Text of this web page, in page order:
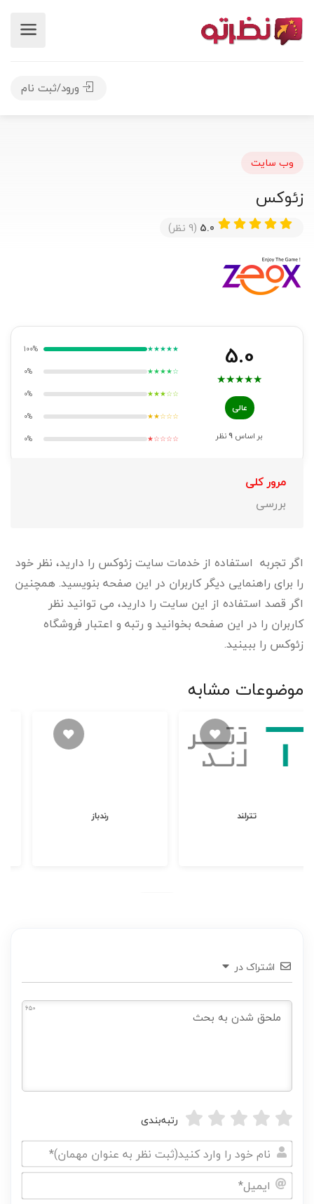
ورود/ثبت نام
وب سایت
زئوکس
5.0 (9 نظر)
5.0
★
★
★
★
★
عالی
بر اساس 9نظر
★★★★★
100%
★★★★☆
0%
★★★☆☆
0%
★★☆☆☆
0%
★☆☆☆☆
0%
مرور کلی
بررسی
اگر تجربه استفاده از خدمات سایت زئوکس را دارید، نظر خود
را برای راهنمایی دیگر کاربران در این صفحه بنویسید. همچنین
اگر قصد استفاده از این سایت را دارید، می توانید نظر
کاربران را در این صفحه بخوانید و رتبه و اعتبار فروشگاه
زئوکس را ببینید.
موضوعات مشابه
تترلند تی اچ کالا
اشتراک در
650
رتبه‌بندی
نام
خود